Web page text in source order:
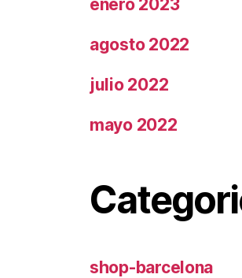
enero 2023
agosto 2022
julio 2022
mayo 2022
shop-barcelona